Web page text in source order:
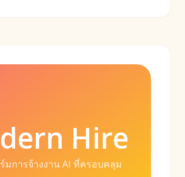
Hire
มการจ้างงาน AI ที่ครอบคลุม